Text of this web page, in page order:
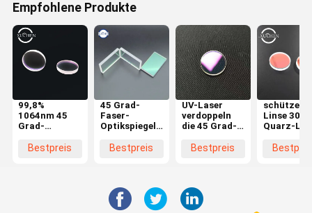
Empfohlene Produkte
99,8%
1064nm 45
Grad-
Linse im
Bestpreis
45 Grad-
Faser-
Optikspiegel-
85% 650nm
Bestpreis
UV-Laser
verdoppeln
die 45 Grad-
Linsen-hohes
Bestpreis
Linse
Quarz-